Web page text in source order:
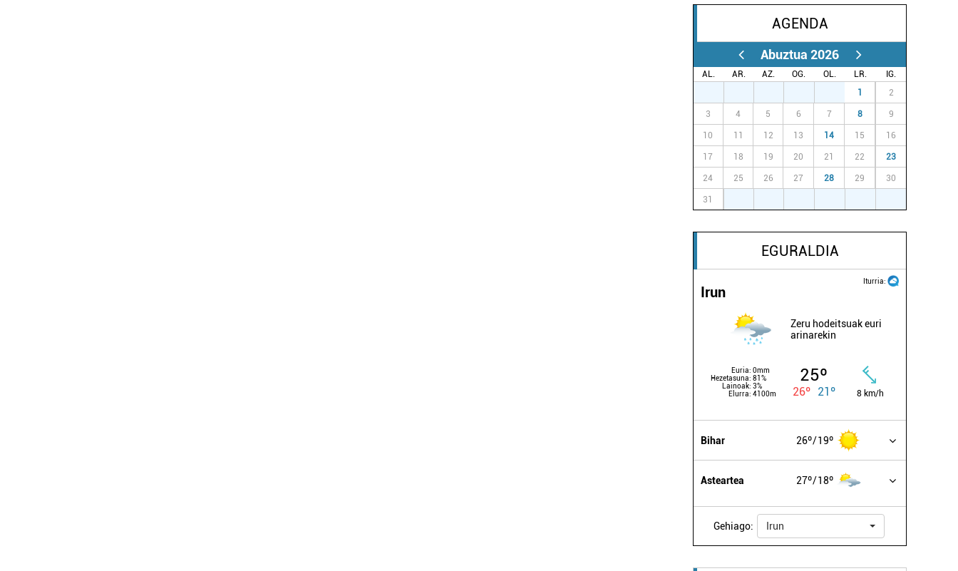
AGENDA
Abuztua 2026
AL. AR. AZ. OG. OL. LR.
IG.
1 2
3 4 5 6 7 8 9
10 11 12 13 14 15 16
17 18 19 20 21 22 23
24 25 26 27 28 29 30
31
EGURALDIA
Iturria:
Irun
Zeru hodeitsuak euri
arinarekin
Euria: 0mm
Hezetasuna: 81%
Lainoak: 3%
Elurra: 4100m
25º
26º 21º 8 km/h
Bihar 26º 19º
Asteartea 27º 18º
Gehiago: Irun